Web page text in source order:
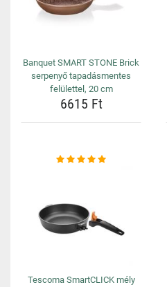
Banquet SMART STONE Brick
serpenyő tapadásmentes
felülettel, 20 cm
6615 Ft
Tescoma SmartCLICK mély